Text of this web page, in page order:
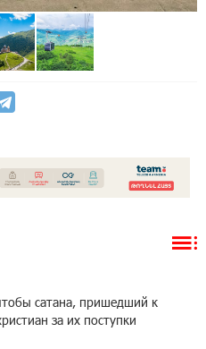
сатана, пришедший к
за их поступки